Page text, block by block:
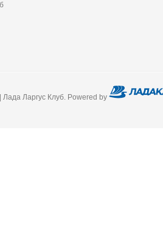
Ларгус Клуб. Powered by